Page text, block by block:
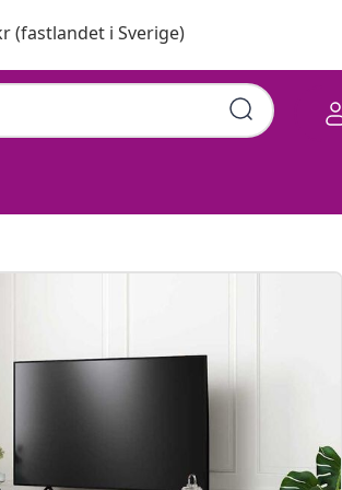
(fastlandet i Sverige)